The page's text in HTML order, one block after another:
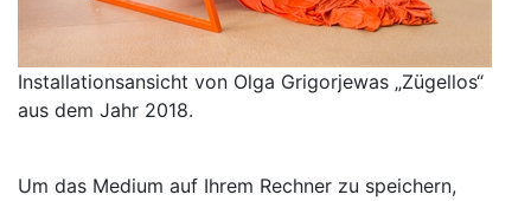
Installationsansicht von Olga Grigorjewas „Zügellos“
aus dem Jahr 2018.
Um das Medium auf Ihrem Rechner zu speichern,